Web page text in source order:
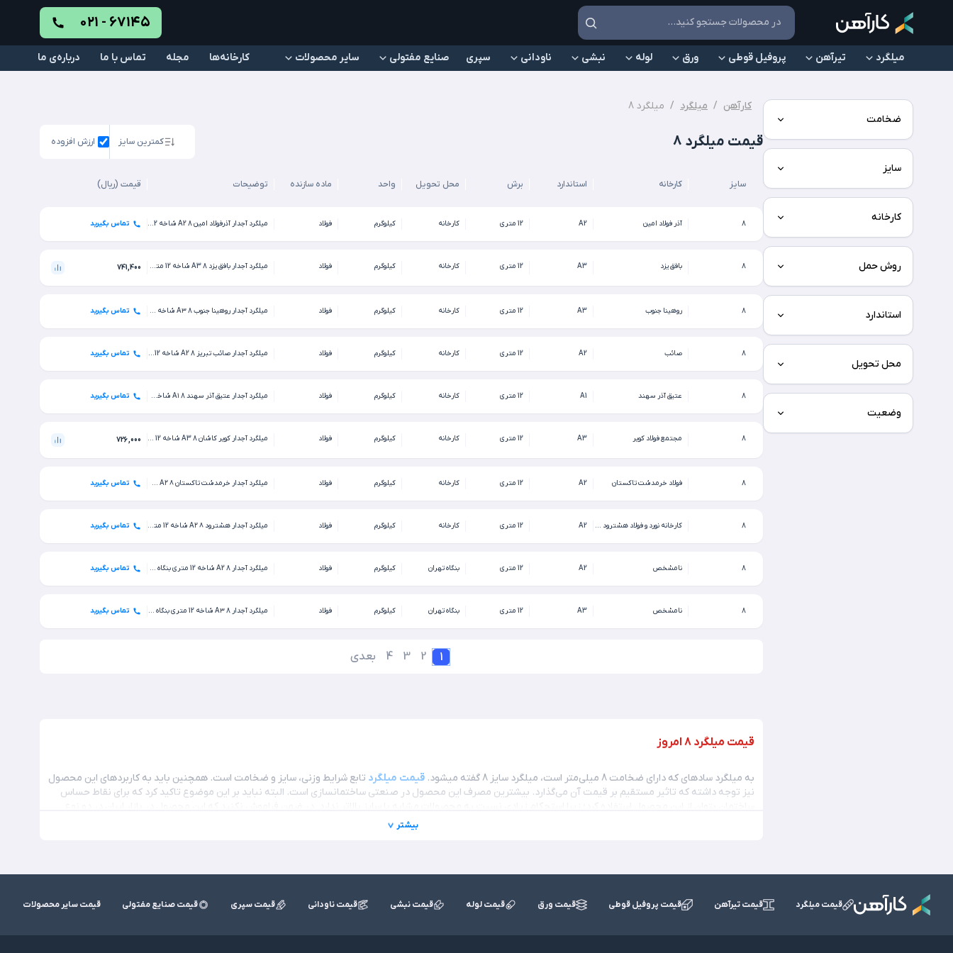
۰۲۱ - ۶۷۱۴۵
میلگرد تیرآهن پروفیل قوطی ورق لوله نبشی ناودانی سپری صنایع مفتولی سایر محصولات کارخانه‌ها مجله تماس با ما درباره‌ی ما
ضخامت
سایز
کارخانه
روش حمل
استاندارد
محل تحویل
وضعیت
کارآهن / میلگرد / میلگرد 8
قیمت میلگرد ۸ کمترین سایز ارزش افزوده
سایز کارخانه استاندارد برش محل تحویل واحد ماده سازنده توضیحات قیمت (ریال)
8 آذر فولاد امین A2 12 متری کارخانه کیلوگرم فولاد میلگرد آجدار آذرفولاد امین 8 A2 شاخه 12 متری کارخانه تماس بگیرید
8 بافق یزد A3 12 متری کارخانه کیلوگرم فولاد میلگرد آجدار بافق یزد 8 A3 شاخه 12 متری کارخانه 741,400
8 روهینا جنوب A3 12 متری کارخانه کیلوگرم فولاد میلگرد آجدار روهینا جنوب 8 A۳ شاخه 12 متری کارخانه تماس بگیرید
8 صائب A2 12 متری کارخانه کیلوگرم فولاد میلگرد آجدار صائب تبریز 8 A2 شاخه 12 متری کارخانه تماس بگیرید
8 عتیق آذر سهند A1 12 متری کارخانه کیلوگرم فولاد میلگرد آجدار عتیق آذر سهند 8 A۱ شاخه 12 متری کارخانه تماس بگیرید
8 مجتمع فولاد کویر A3 12 متری کارخانه کیلوگرم فولاد میلگرد آجدار کویر کاشان 8 A3 شاخه 12 متری کارخانه 726,000
8 فولاد خرمدشت تاکستان A2 12 متری کارخانه کیلوگرم فولاد میلگرد آجدار خرمدشت تاکستان ۸ A۲ شاخه 12 متری کارخانه تماس بگیرید
8 کارخانه نورد و فولاد هشترود (فولاد سازان دقیقی تبریز) A2 12 متری کارخانه کیلوگرم فولاد میلگرد آجدار هشترود ۸ A۲ شاخه 12 متری کارخانه تماس بگیرید
8 نامشخص A2 12 متری بنگاه تهران کیلوگرم فولاد میلگرد آجدار 8 A2 شاخه 12 متری بنگاه تهران تماس بگیرید
8 نامشخص A3 12 متری بنگاه تهران کیلوگرم فولاد میلگرد آجدار 8 A۳ شاخه 12 متری بنگاه تهران تماس بگیرید
1
2
3
4 بعدی
قیمت میلگرد 8 امروز
به میلگرد ساده‎ای که دارای ضخامت 8 میلی‌متر است، میلگرد سایز 8 گفته می‎شود. قیمت میلگرد تابع شرایط وزنی، سایز و ضخامت است. همچنین باید به کاربردهای این محصول
نیز توجه داشته که تاثیر مستقیم بر قیمت آن می‌گذارد. بیشترین مصرف این محصول در صنعتی ساختمان‎سازی است. البته نباید بر این موضوع تاکید کرد که برای نقاط حساس
بندی ساختمان را بر عهده این محصول گذاشت. با این وجود قیمت آن همواره دسخوش نوساناتی است که بر قیمت نهایی اثر گذاشته است. به طوری که در حال حاضر شاهد نرخ
بسزایی بر نرخ و میزان عرضه و تقاضای این نوع میلگرد داشته است. پیشنهاد ما این است که پیش از خرید و استعلام قیمت روز میلگرد ساده 8، با کارشناسان کارآهن مشورت کنید.
بیشتر
قیمت میلگرد قیمت تیرآهن قیمت پروفیل قوطی قیمت ورق قیمت لوله قیمت نبشی قیمت ناودانی قیمت سپری قیمت صنایع مفتولی قیمت سایر محصولات